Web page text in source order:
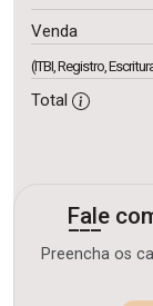
Venda
(ITBI, Registro,
Total
Fale
Preencha os